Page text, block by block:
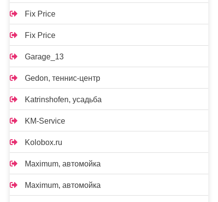
Fix Price
Fix Price
Garage_13
Gedon, теннис-центр
Katrinshofen, усадьба
KM-Service
Kolobox.ru
Maximum, автомойка
Maximum, автомойка